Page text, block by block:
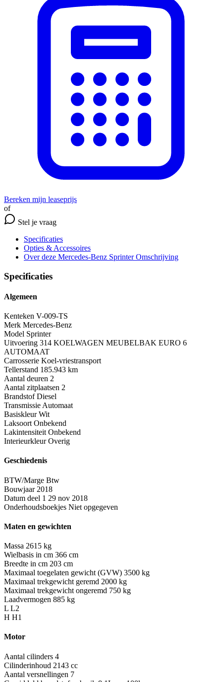
Bereken mijn leaseprijs
of
Stel je vraag
Specificaties
Opties & Accessoires
Over deze Mercedes-Benz Sprinter Omschrijving
Specificaties
Algemeen
Kenteken V-009-TS
Merk Mercedes-Benz
Model Sprinter
Uitvoering 314 KOELWAGEN MEUBELBAK EURO 6
AUTOMAAT
Carrosserie Koel-vriestransport
Tellerstand 185.943 km
Aantal deuren 2
Aantal zitplaatsen 2
Brandstof Diesel
Transmissie Automaat
Basiskleur Wit
Laksoort Onbekend
Lakintensiteit Onbekend
Interieurkleur Overig
Geschiedenis
BTW/Marge Btw
Bouwjaar 2018
Datum deel 1 29 nov 2018
Onderhoudsboekjes Niet opgegeven
Maten en gewichten
Massa 2615 kg
Wielbasis in cm 366 cm
Breedte in cm 203 cm
Maximaal toegelaten gewicht (GVW) 3500 kg
Maximaal trekgewicht geremd 2000 kg
Maximaal trekgewicht ongeremd 750 kg
Laadvermogen 885 kg
L L2
H H1
Motor
Aantal cilinders 4
Cilinderinhoud 2143 cc
Aantal versnellingen 7